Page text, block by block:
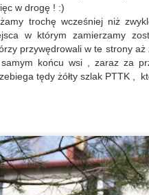
w drogę ! :)
trochę wcześniej niż
w którym zamierzamy
przywędrowali w te strony
końcu wsi , zaraz za
tędy żółty szlak PTTK ,